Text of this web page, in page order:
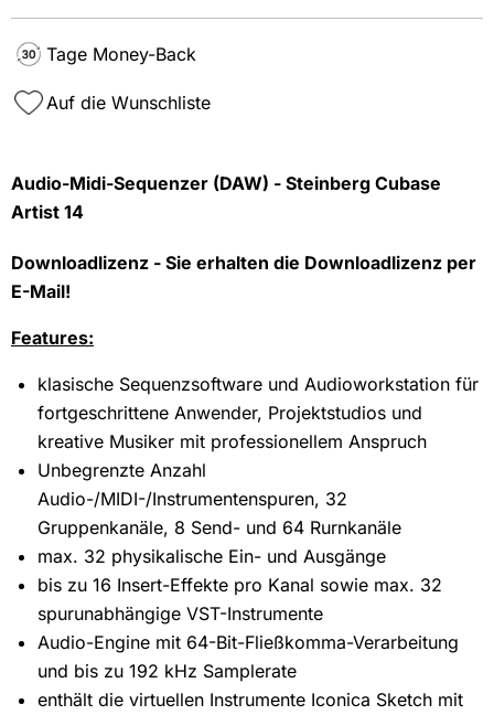
Tage Money-Back
Auf die Wunschliste
Audio-Midi-Sequenzer (DAW) - Steinberg Cubase
Artist 14
Downloadlizenz - Sie erhalten die Downloadlizenz per
E-Mail!
Features:
klasische Sequenzsoftware und Audioworkstation für
fortgeschrittene Anwender, Projektstudios und
kreative Musiker mit professionellem Anspruch
Unbegrenzte Anzahl
Audio-/MIDI-/Instrumentenspuren, 32
Gruppenkanäle, 8 Send- und 64 Rurnkanäle
max. 32 physikalische Ein- und Ausgänge
bis zu 16 Insert-Effekte pro Kanal sowie max. 32
spurunabhängige VST-Instrumente
Audio-Engine mit 64-Bit-Fließkomma-Verarbeitung
und bis zu 192 kHz Samplerate
enthält die virtuellen Instrumente Iconica Sketch mit